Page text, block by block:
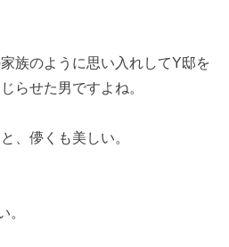
族のように思い入れしてY邸を
らせた男ですよね。
、儚くも美しい。
。